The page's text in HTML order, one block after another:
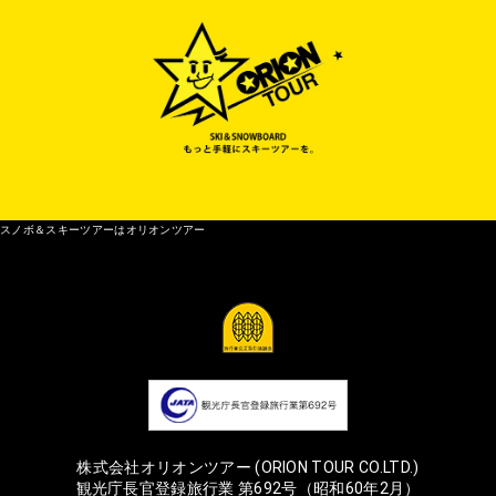
スノボ＆スキーツアーはオリオンツアー
株式会社オリオンツアー (ORION TOUR CO.LTD.)
観光庁長官登録旅行業 第692号（昭和60年2月）